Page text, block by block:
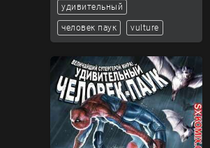
удивительный
человек паук vulture